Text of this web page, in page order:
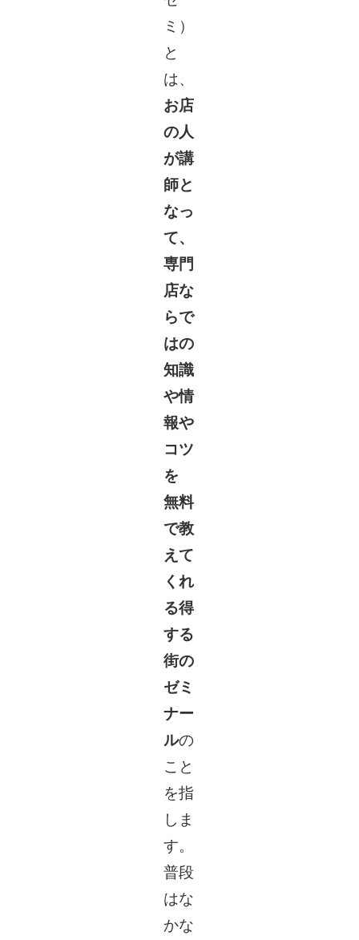
ミ）
と
は、
お店
の人
が講
師と
なっ
て、
専門
店な
らで
はの
知識
や情
報や
コツ
を
無料
で教
えて
くれ
る得
する
街の
ゼミ
ナー
ルの
こと
を指
しま
す。
普段
はな
かな